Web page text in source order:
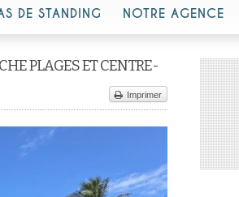
DE STANDING NOTRE AGENCE
PLAGES ET CENTRE-
Imprimer